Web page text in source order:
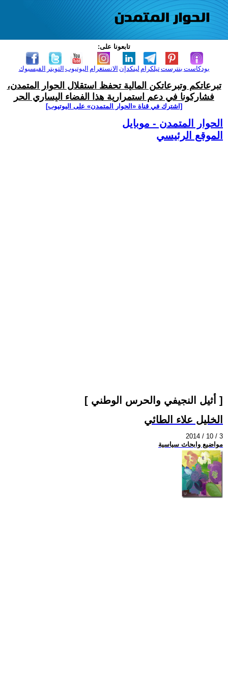
تابعونا على:
الفيسبوك التويتر اليوتيوب الانستغرام لينكدإن تيلكرامبنترست بودكاست
تبرعاتكم وتبرعاتكن المالية تحفظ استقلال الحوار المتمدن،
فشاركونا في دعم استمرارية هذا الفضاء اليساري الحر
[اشترك في قناة ‫«الحوار المتمدن» على اليوتيوب]
الحوار المتمدن - موبايل
الموقع الرئيسي
[ أثيل النجيفي والحرس الوطني ]
الخليل علاء الطائي
2014 / 10 / 3
مواضيع وابحاث سياسية